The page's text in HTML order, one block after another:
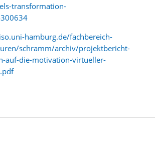
transformation-
hamburg.de/fachbereich-
schramm/archiv/projektbericht-
auf-die-motivation-virtueller-